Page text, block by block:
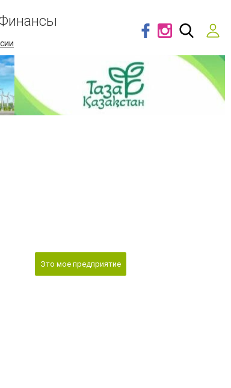
Это мое предприятие